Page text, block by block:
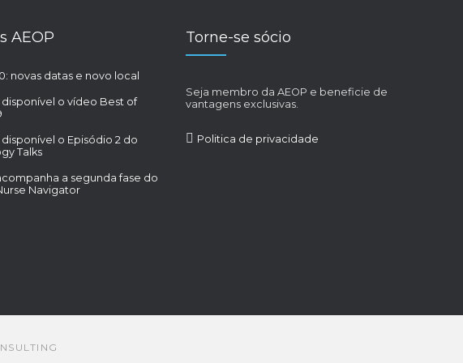
AEOP
novas datas e novo local
disponível o vídeo Best of
disponível o Episódio 2 do
Talks
a segunda fase do
Navigator
Torne-se sócio
Seja membro da AEOP e beneficie de
vantagens exclusivas.
Politica de privacidade